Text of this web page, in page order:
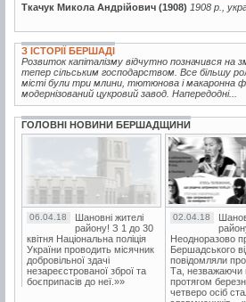
Ткачук Микола Андрійович (1908) 1908 р.,
З ІСТОРІЇ БЕРШАДІ
Розвиток капіталізму відчутно позначився на
тепер сільським господарством. Все більшу
місті були три млини, тютюнова і макаронна
модернізований цукровий завод. Напередодні...
ГОЛОВНІ НОВИНИ БЕРШАДЩИНИ
06.04.18
Шановні жителі
району! З 1 до 30
квітня Національна поліція
України проводить місячник
добровільної здачі
незареєстрованої зброї та
боєприпасів до неї.»»
02.04.18
Неодноразово
Бершадського
повідомляли
Та, незважаючи
протягом
четверо осіб